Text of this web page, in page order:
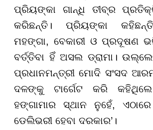
ପ୍ରିୟଙ୍କା ଗାନ୍ଧି ତୀବ୍ର
କରିଛନ୍ତି। ପ୍ରିୟଙ୍କା
ମହଙ୍ଗା, ବେକାରୀ ଓ ପ୍ରଦୂଷଣ
ବର୍ତ୍ତିବା ହିଁ ଅସଲ ଡ୍ରାମା।
ପ୍ରଧାନମନ୍ତ୍ରୀ ମୋଦି ସଂସଦ
ଦଳଙ୍କୁ ଟାର୍ଗେଟ କରି
ହଙ୍ଗାମାର ସ୍ଥାନ ନୁହେଁ,
ଡେଲିଭରୀ ହେବା ଦରକାର’।